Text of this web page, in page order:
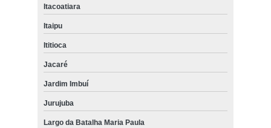
Itacoatiara
Itaipu
Ititioca
Jacaré
Jardim Imbuí
Jurujuba
Largo da Batalha Maria Paula